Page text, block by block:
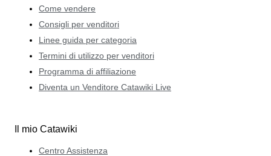
Come vendere
Consigli per venditori
Linee guida per categoria
Termini di utilizzo per venditori
Programma di affiliazione
Diventa un Venditore Catawiki Live
Il mio Catawiki
Centro Assistenza